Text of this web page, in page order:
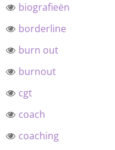
biografieën
borderline
burn out
burnout
cgt
coach
coaching